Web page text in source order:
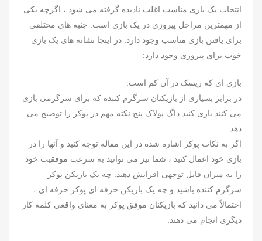
انتخاب یک بازی مناسب اغلب نادیده گرفته می شود ، اگرچه یکی
از مهمترین مراحل پیروزی در یک بازی است. جنبه های مختلفی
برای یافتن بازی مناسب وجود دارد. در اینجا نشانه های یک بازی
خوب برای پیروزی وجود دارد:
بازی ای که ریسک در آن کم است.
در برابر بسیاری از بازیکنان سرگرم کننده که برای سرگرمی بازی
می کنند بازی کنید.داگ پولاک پنج نکته مهم در پوکر را توضیح می
دهد.
اگر به نکات پوکر اشاره شده در این مقاله توجه کنید و آنها را در
بازی خود اعمال کنید ، شما نیز می توانید به سرعت موفقیت خود
را به میزان قابل توجهی افزایش دهید. چه یک بازیکن پوکر
سرگرم کننده باشید و چه یک بازیکن حرفه ای پوکر حرفه ای ،
احتمالاً می دانید که بازیکنان موفق پوکر به معنای واقعی کلمه کار
دیگری انجام می دهند.